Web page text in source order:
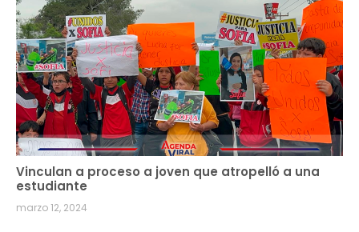
Vinculan a proceso a joven que atropelló a una
estudiante
marzo 12, 2024